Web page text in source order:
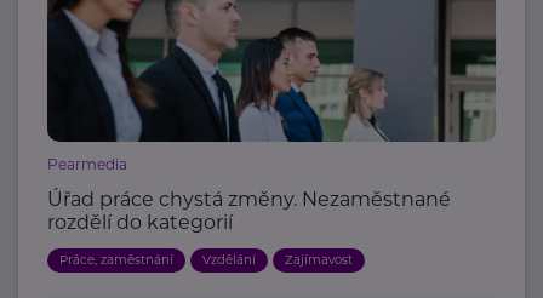
Pearmedia
Úřad práce chystá změny. Nezaměstnané
rozdělí do kategorií
Práce, zaměstnání Vzdělání Zajímavost